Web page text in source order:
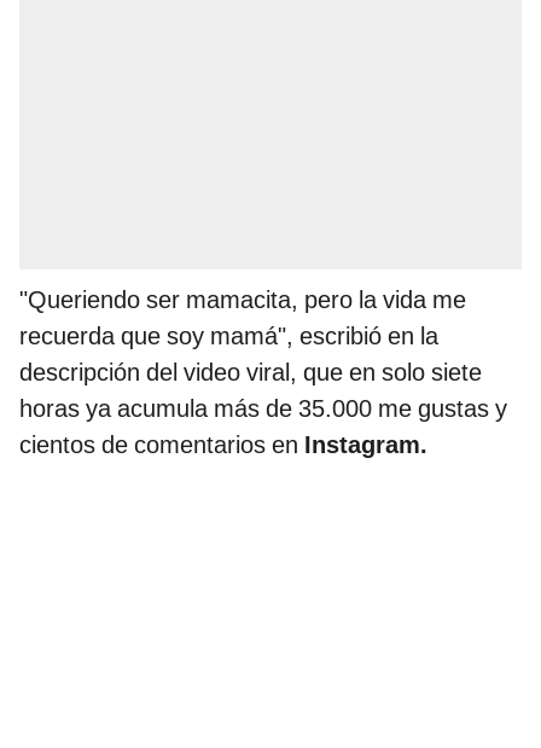
"Queriendo ser mamacita, pero la vida me
recuerda que soy mamá", escribió en la
descripción del video viral, que en solo siete
horas ya acumula más de 35.000 me gustas y
cientos de comentarios en Instagram.